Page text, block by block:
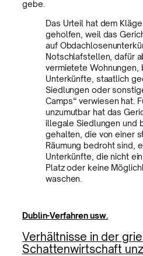
gebe.
Das Urteil hat dem
geholfen, weil das
auf
Notschlafstellen, dafür
vermietete Wohnungen,
Unterkünfte, staatlich
Siedlungen oder
Camps“ verwiesen hat.
unzumutbar hat das
illegale Siedlungen und
gehalten, die von einer
Räumung bedroht sind,
Unterkünfte, die nicht
Platz oder keine
waschen.
Dublin-Verfahren usw.
Verhältnisse in der
Schattenwirtschaft